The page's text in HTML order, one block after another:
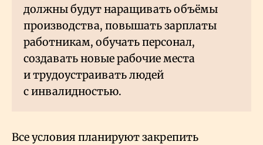
должны будут наращивать объёмы
производства, повышать зарплаты
работникам, обучать персонал,
создавать новые рабочие места
и трудоустраивать людей
с инвалидностью.
Все условия планируют закрепить